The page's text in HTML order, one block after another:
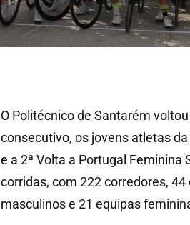
O Politécnico de Santarém
consecutivo, os jovens atletas
e a 2ª Volta a Portugal Feminina
corridas, com 222 corredores,
masculinos e 21 equipas